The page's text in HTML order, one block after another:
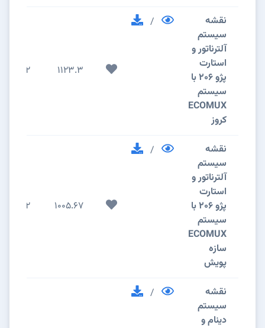
نقشه
سیستم
آلترناتور و
استارت
پژو 206 با
سیستم
ECOMUX
کروز
/
1123.3
2
نقشه
سیستم
آلترناتور و
استارت
پژو 206 با
سیستم
ECOMUX
سازه
پویش
/
1005.67
2
نقشه
سیستم
دینام و
/